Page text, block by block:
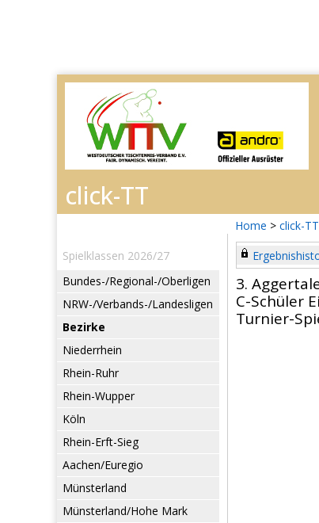
Home > click-TT
Spielklassen 2026/27
Bundes-/Regional-/Oberligen
NRW-/Verbands-/Landesligen
Bezirke
Niederrhein
Rhein-Ruhr
Rhein-Wupper
Köln
Rhein-Erft-Sieg
Aachen/Euregio
Münsterland
Münsterland/Hohe Mark
3.
C-Schüler
Turnier-